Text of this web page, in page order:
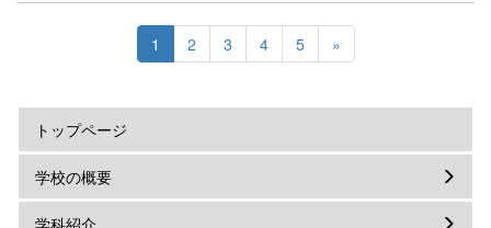
1 2 3 4 5 »
トップページ
学校の概要